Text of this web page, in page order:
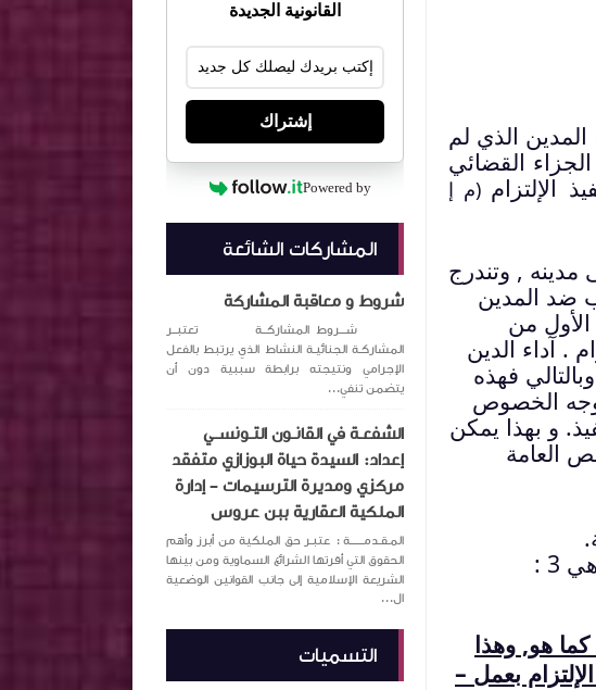
الذي لم
القضائي
الإلتزام (م إ
مدينه , وتندرج
ضد المدين
من
بالإلتزام . آداء الدين
فهذه
وجه الخصوص
و بهذا يمكن
العامة
3 :
كما هو, وهذا
بعمل –
القانونية الجديدة
إشتراك
Powered by
المشاركات الشائعة
شروط و معاقبة المشاركة
شـــروط المشاركــة تعتبــر
المشاركـة الجنائيـة النشاط الذي يرتبط بالفعل
الإجرامي ونتيجته برابطة سببية دون أن
يتضمن تنفي...
الشفعـة في القانـون التـونســي
إعداد: السيدة حياة البوزازي متفقد
مركزي ومديرة الترسيمات – إدارة
الملكية العقارية ببن عروس
المـقـدمــــــة : عتبـر حق الملكية من أبرز وأهم
الحقوق التي أقرتها الشرائع السماوية ومن بينها
الشريعة الإسلامية إلى جانب القوانين الوضعية
ال...
التسميات